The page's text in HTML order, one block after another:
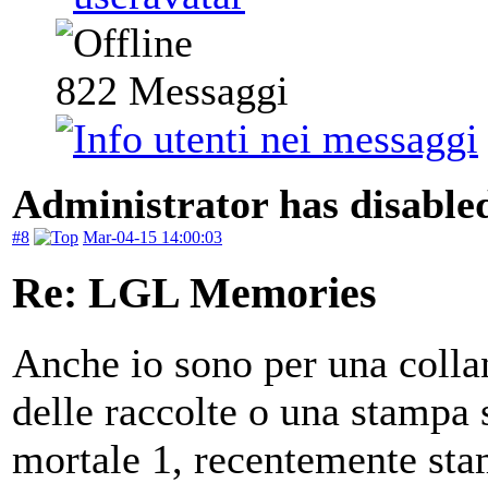
822 Messaggi
Administrator has
#8 Mar-04-15 14:00:03
Re: LGL Memories
Anche io sono per una
delle raccolte o una
mortale 1, recentemente